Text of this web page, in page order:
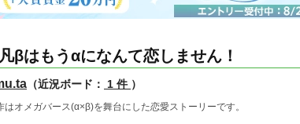
βはもうαになんて恋しません！
（近況ボード： 1 件 ）
はオメガバース(α×β)を舞台にした恋愛ストーリーです。